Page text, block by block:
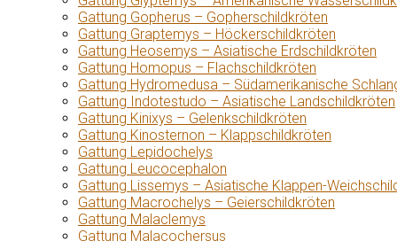
Gattung Gopherus – Gopherschildkröten
Gattung Graptemys – Höckerschildkröten
Gattung Heosemys – Asiatische Erdschildkröten
Gattung Homopus – Flachschildkröten
Gattung Hydromedusa – Südamerikanische
Gattung Indotestudo – Asiatische Landschildkröten
Gattung Kinixys – Gelenkschildkröten
Gattung Kinosternon – Klappschildkröten
Gattung Lepidochelys
Gattung Leucocephalon
Gattung Lissemys – Asiatische Klappen-
Gattung Macrochelys – Geierschildkröten
Gattung Malaclemys
Gattung Malacochersus